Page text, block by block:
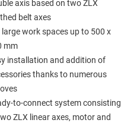
axis based on two ZLX
belt axes
large work spaces up to 500 x
mm
installation and addition of
thanks to numerous
to-connect system consisting
ZLX linear axes, motor and